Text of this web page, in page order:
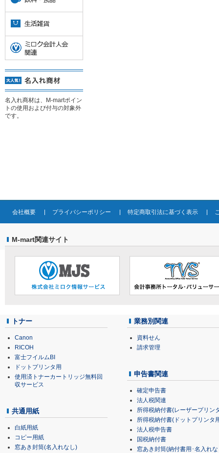
名入れ商材は、M-martポイン
トの使用および付与の対象外
です。
会社概要 プライバシーポリシー 特定商取引法に基づく表示
M-mart関連サイト
トナー
Canon
RICOH
富士フイルムBI
ドットプリンタ用
使用済トナーカートリッジ無料回
収サービス
共通用紙
白紙用紙
コピー用紙
窓あき封筒(名入れなし)
業務別関連
資料せん
請求管理
申告書関連
確定申告書
法人税関連
所得税納付書(レーザープリン
所得税納付書(ドットプリンタ
法人税申告書
国税納付書
窓あき封筒(納付書用･名入れ